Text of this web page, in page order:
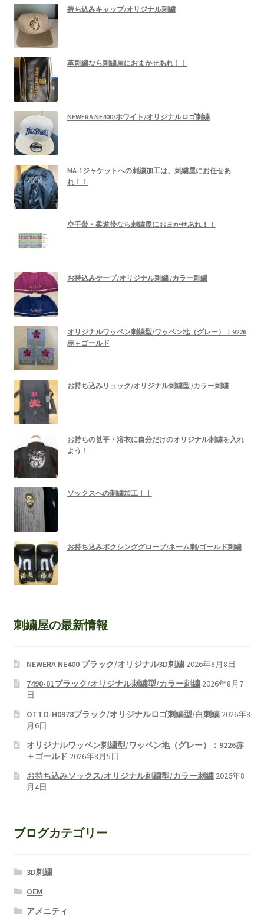
持ち込みキャップ/オリジナル刺繍
革刺繍なら刺繍屋におまかせあれ！！
NEWERA NE400/ホワイト/オリジナルロゴ刺繍
MA-1ジャケットへの刺繍加工は、刺繍屋にお任せあ
れ！！
空手帯・柔道帯なら刺繍屋におまかせあれ！！
お持込みケープ/オリジナル刺繍 /カラー刺繍
オリジナルワッペン刺繍型/ワッペン地（グレー）：9226
赤＋ゴールド
お持ち込みリュック/オリジナル刺繍型 /カラー刺繍
お持ちの甚平・浴衣に自分だけのオリジナル刺繍を入れ
よう！
ソックスへの刺繍加工！！
お持ち込みボクシンググローブ/ネーム刺/ゴールド刺繍
刺繍屋の最新情報
NEWERA NE400 ブラック/オリジナル3D刺繍 2026年8月8日
7490-01ブラック/オリジナル刺繍型/カラー刺繍 2026年8月7
日
OTTO-H0978ブラック/オリジナルロゴ刺繍型/白刺繍 2026年8
月6日
オリジナルワッペン刺繍型/ワッペン地（グレー）：9226赤
＋ゴールド 2026年8月5日
お持ち込みソックス/オリジナル刺繍型/カラー刺繍 2026年8
月4日
ブログカテゴリー
3D刺繍
OEM
アメニティ